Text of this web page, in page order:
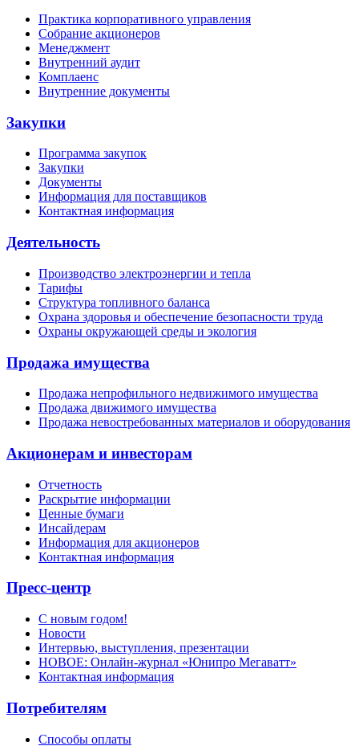
Практика корпоративного управления
Собрание акционеров
Менеджмент
Внутренний аудит
Комплаенс
Внутренние документы
Закупки
Программа закупок
Закупки
Документы
Информация для поставщиков
Контактная информация
Деятельность
Производство электроэнергии и тепла
Тарифы
Структура топливного баланса
Охрана здоровья и обеспечение безопасности труда
Охраны окружающей среды и экология
Продажа имущества
Продажа непрофильного недвижимого имущества
Продажа движимого имущества
Продажа невостребованных материалов и оборудования
Акционерам и инвесторам
Отчетность
Раскрытие информации
Ценные бумаги
Инсайдерам
Информация для акционеров
Контактная информация
Пресс-центр
С новым годом!
Новости
Интервью, выступления, презентации
НОВОЕ: Онлайн-журнал «Юнипро Мегаватт»
Контактная информация
Потребителям
Способы оплаты